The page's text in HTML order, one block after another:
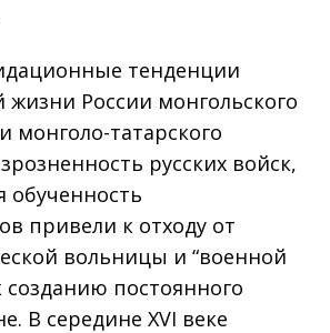
тенденции
России монгольского
монголо-татарского
русских войск,
обученность
привели к отходу от
вольницы и “военной
созданию постоянного
В середине XVI веке